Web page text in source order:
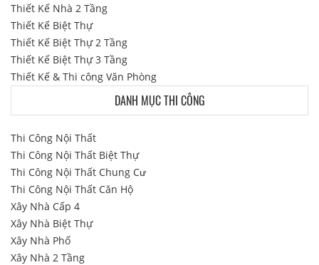
Thiết Kế Nhà 2 Tầng
Thiết Kế Biệt Thự
Thiết Kế Biệt Thự 2 Tầng
Thiết Kế Biệt Thự 3 Tầng
Thiết Kế & Thi công Văn Phòng
DANH MỤC THI CÔNG
Thi Công Nội Thất
Thi Công Nội Thất Biệt Thự
Thi Công Nội Thất Chung Cư
Thi Công Nội Thất Căn Hộ
Xây Nhà Cấp 4
Xây Nhà Biệt Thự
Xây Nhà Phố
Xây Nhà 2 Tầng